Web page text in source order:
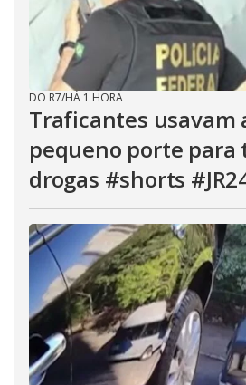
DO R7/HÁ 1 HORA
Traficantes usavam
pequeno porte
drogas #shorts